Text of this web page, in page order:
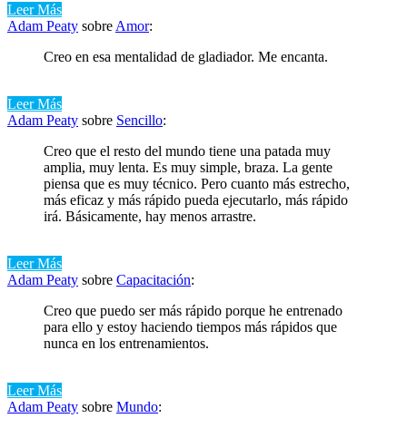
Leer Más
Adam Peaty sobre Amor:
Creo en esa mentalidad de gladiador. Me encanta.
Leer Más
Adam Peaty sobre Sencillo:
Creo que el resto del mundo tiene una patada muy
amplia, muy lenta. Es muy simple, braza. La gente
piensa que es muy técnico. Pero cuanto más estrecho,
más eficaz y más rápido pueda ejecutarlo, más rápido
irá. Básicamente, hay menos arrastre.
Leer Más
Adam Peaty sobre Capacitación:
Creo que puedo ser más rápido porque he entrenado
para ello y estoy haciendo tiempos más rápidos que
nunca en los entrenamientos.
Leer Más
Adam Peaty sobre Mundo: